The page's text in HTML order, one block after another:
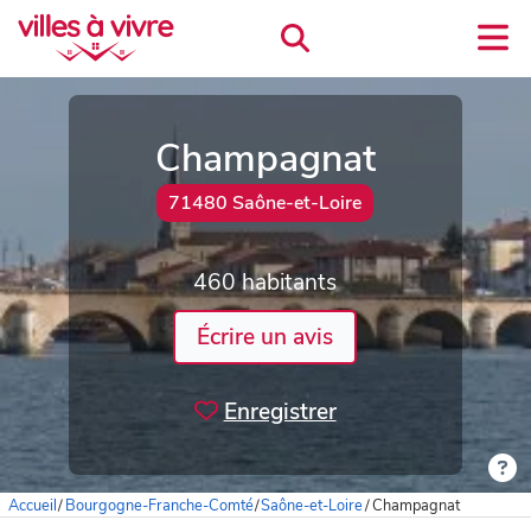
Champagnat
71480 Saône-et-Loire
460 habitants
Écrire un avis
Enregistrer
Accueil/Bourgogne-Franche-Comté/Saône-et-Loire/Champagnat